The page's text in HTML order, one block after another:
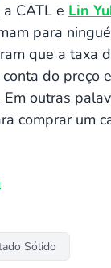
CATL e Lin
para
que a taxa
do preço
outras
comprar um
Sólido